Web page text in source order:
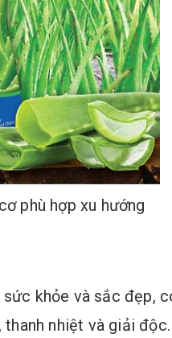
phù hợp xu hướng
khỏe và sắc đẹp,
nhiệt và giải